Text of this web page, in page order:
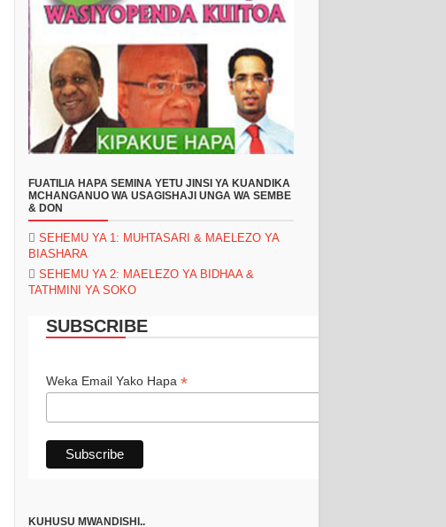
FUATILIA HAPA SEMINA YETU JINSI YA KUANDIKA
MCHANGANUO WA USAGISHAJI UNGA WA SEMBE
& DON
SEHEMU YA 1: MUHTASARI & MAELEZO YA
BIASHARA
SEHEMU YA 2: MAELEZO YA BIDHAA &
TATHMINI YA SOKO
SUBSCRIBE
Weka Email Yako Hapa *
KUHUSU MWANDISHI..